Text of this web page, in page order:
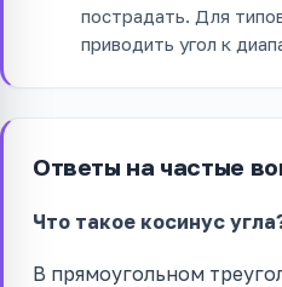
пострадать. Для
приводить угол к
Ответы на частые
Что такое косинус
В прямоугольном